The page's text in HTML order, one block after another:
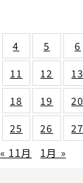
4
5 6
11
12 13
18
19 20
25
26 27
« 11月
1月 »